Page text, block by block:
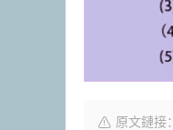
原文鏈接：